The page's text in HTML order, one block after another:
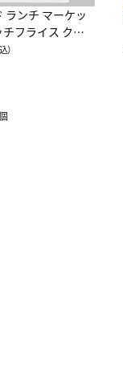
ランチ マーケッ
チフライス クル
半袖Ｔシャツ
）